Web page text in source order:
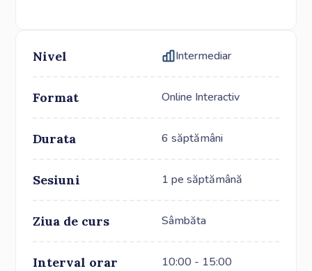
Nivel Intermediar
Format Online Interactiv
Durata 6 săptămâni
Sesiuni 1 pe săptămână
Ziua de curs Sâmbăta
Interval orar 10:00 - 15:00